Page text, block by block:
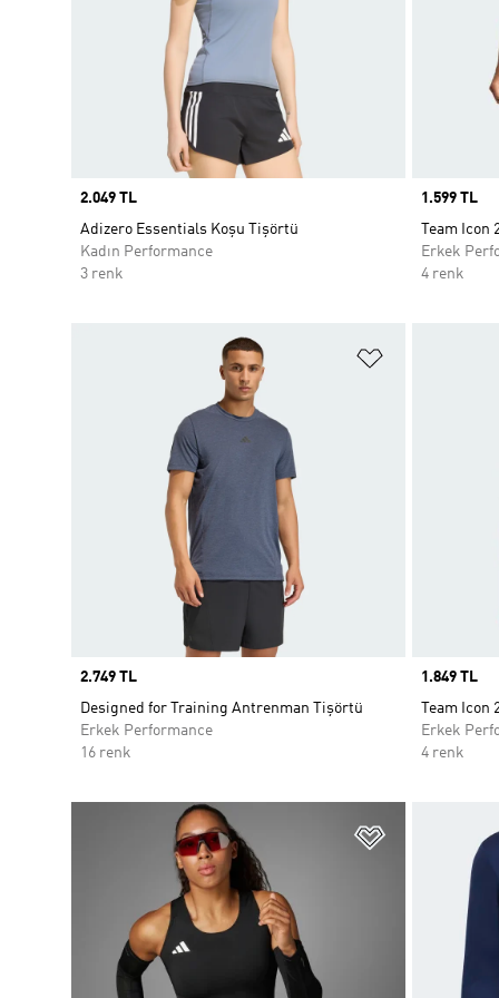
Price
2.049 TL
Adizero Essentials Koşu Tişörtü
Kadın Performance
3 renk
Price
1.599 TL
Team Icon
Erkek
4 renk
Favori
Price
2.749 TL
Designed for Training Antrenman Tişörtü
Erkek Performance
16 renk
Price
1.849 TL
Team Icon
Erkek
4 renk
Favori